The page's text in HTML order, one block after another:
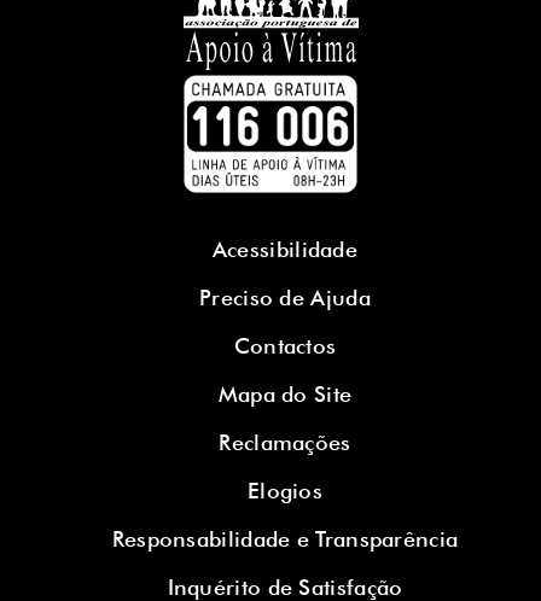
Acessibilidade
Preciso de Ajuda
Contactos
Mapa do Site
Reclamações
Elogios
Responsabilidade e Transparência
Inquérito de Satisfação